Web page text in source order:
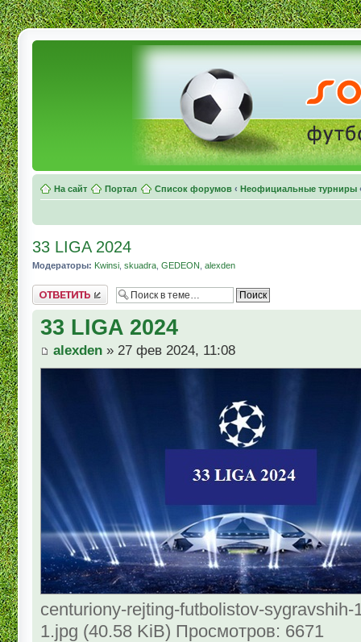
На сайт Портал Список форумов ‹ Неофициальные турниры
33 LIGA 2024
Модераторы: Kwinsi skuadra GEDEON alexden
Комментировать
33 LIGA 2024
alexden » 27 фев 2024, 11:08
centuriony-rejting-futbolistov-
1.jpg (40.58 KiB) Просмотров: 6671